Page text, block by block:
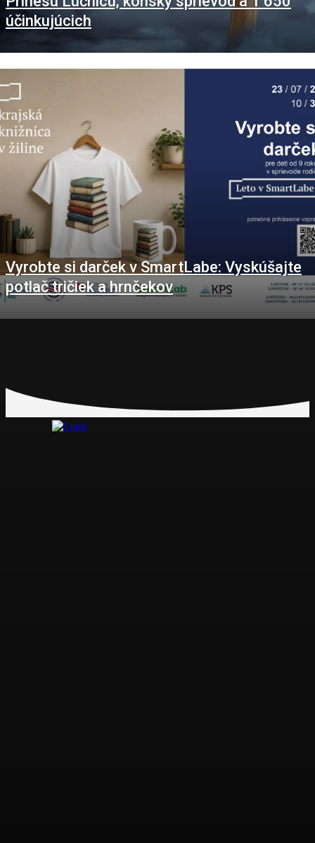
účinkujúcich
Vyrobte si darček v SmartLabe: Vyskúšajte
potlač tričiek a hrnčekov